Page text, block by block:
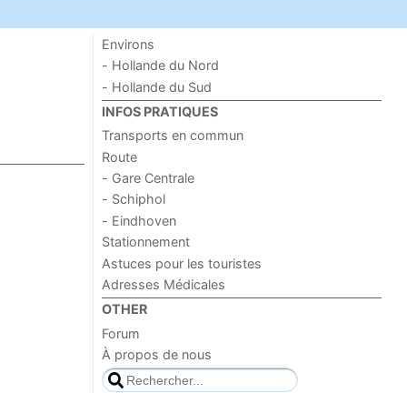
Environs
- Hollande du Nord
- Hollande du Sud
INFOS PRATIQUES
Transports en commun
Route
- Gare Centrale
- Schiphol
- Eindhoven
Stationnement
Astuces pour les touristes
Adresses Médicales
OTHER
Forum
À propos de nous